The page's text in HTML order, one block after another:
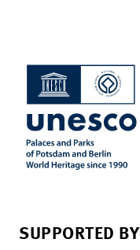
SUPPORTED BY